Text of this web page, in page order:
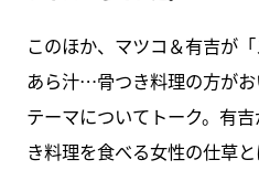
このほか、マツコ＆有吉が
あら汁…骨つき料理の方が
テーマについてトーク。有
き料理を食べる女性の仕草と